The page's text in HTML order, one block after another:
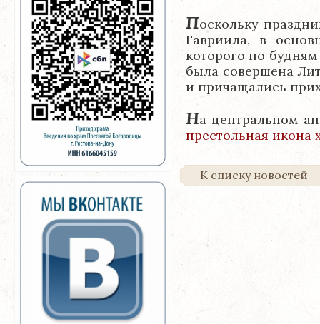
Поскольку
Гавриила, в
которого по
была совершена
и причащались
На центральном
престольная икона
К списку новостей